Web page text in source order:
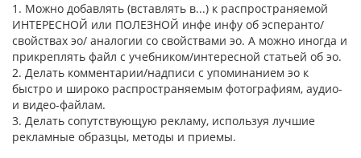
1. Можно добавлять (вставлять в...) к распространяемой
ИНТЕРЕСНОЙ или ПОЛЕЗНОЙ инфе инфу об эсперанто/
свойствах эо/ аналогии со свойствами эо. А можно иногда и
прикреплять файл с учебником/интересной статьей об эо.
2. Делать комментарии/надписи с упоминанием эо к
быстро и широко распространяемым фотографиям, аудио-
и видео-файлам.
3. Делать сопутствующую рекламу, используя лучшие
рекламные образцы, методы и приемы.